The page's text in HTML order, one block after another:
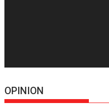
OPINION